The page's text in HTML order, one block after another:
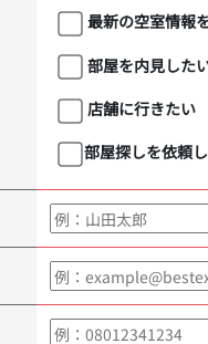
最新の空室情報
部屋を内見した
店舗に行きたい
部屋探しを依頼